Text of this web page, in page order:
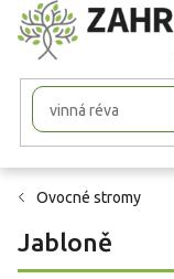
Přejít
na
obsah
Ovocné stromy
Jabloně